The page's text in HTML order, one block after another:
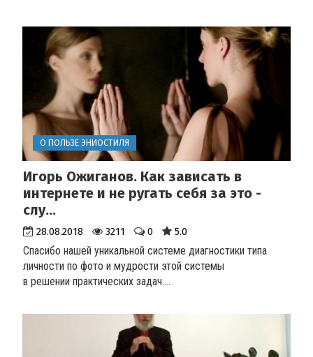
О ПОЛЬЗЕ ЭНИОСТИЛЯ
Игорь Ожиганов. Как зависать в
интернете и не ругать себя за это -
слу...
28.08.2018 3211 0 5.0
Спасибо нашей уникальной системе диагностики типа
личности по фото и мудрости этой системы
в решении практических задач....